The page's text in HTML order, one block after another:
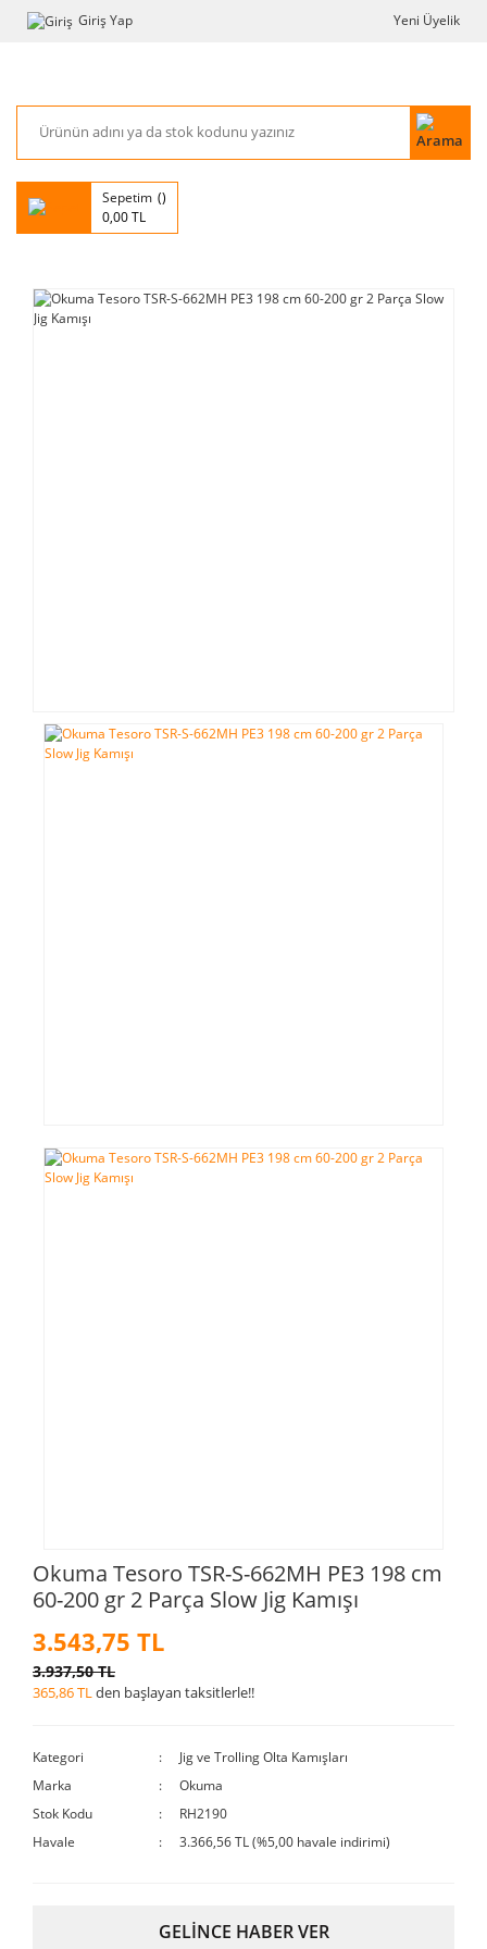
Giriş Yap Yeni Üyelik
Sepetim
0,00 TL
Okuma Tesoro TSR-S-662MH PE3 198 cm
60-200 gr 2 Parça Slow Jig Kamışı
3.543,75 TL
3.937,50 TL
365,86 TLden başlayan taksitlerle!!
Kategori
Jig ve Trolling Olta Kamışları
Marka
Okuma
Stok Kodu
RH2190
Havale
3.366,56 TL (%5,00 havale indirimi)
GELİNCE HABER VER